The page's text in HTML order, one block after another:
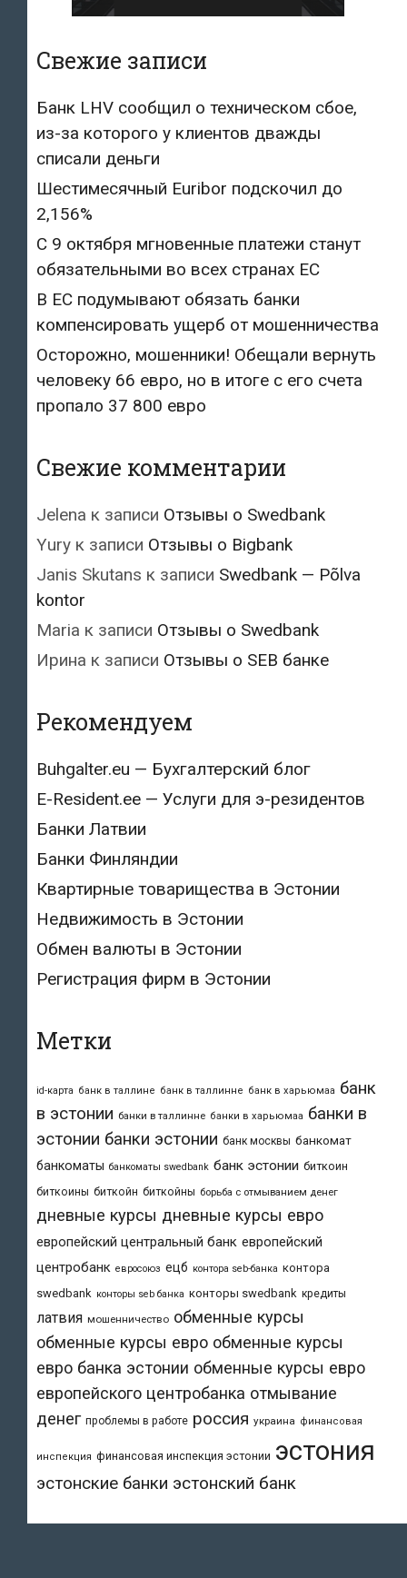
Свежие записи
Банк LHV сообщил о техническом сбое,
из-за которого у клиентов дважды
списали деньги
Шестимесячный Euribor подскочил до
2,156%
С 9 октября мгновенные платежи станут
обязательными во всех странах ЕС
В ЕС подумывают обязать банки
компенсировать ущерб от мошенничества
Осторожно, мошенники! Обещали вернуть
человеку 66 евро, но в итоге с его счета
пропало 37 800 евро
Свежие комментарии
Jelena к записи Отзывы о Swedbank
Yury к записи Отзывы о Bigbank
Janis Skutans к записи Swedbank — Põlva
kontor
Maria к записи Отзывы о Swedbank
Ирина к записи Отзывы о SEB банке
Рекомендуем
Buhgalter.eu — Бухгалтерский блог
E-Resident.ee — Услуги для э-резидентов
Банки Латвии
Банки Финляндии
Квартирные товарищества в Эстонии
Недвижимость в Эстонии
Обмен валюты в Эстонии
Регистрация фирм в Эстонии
Метки
id-карта банк в таллине банк в таллинне банк в харьюмаа банк
в эстонии банки в таллинне банки в харьюмаа банки в
эстонии банки эстонии банк москвы банкомат
банкоматы банкоматы swedbank банк эстонии биткоин
биткоины биткойн биткойны борьба с отмыванием денег
дневные курсы дневные курсы евро
европейский центральный банк европейский
центробанк евросоюз ецб контора seb-банка контора
swedbank конторы seb банка конторы swedbank кредиты
латвия мошенничество обменные курсы
обменные курсы евро обменные курсы
евро банка эстонии обменные курсы евро
европейского центробанка отмывание
денег проблемы в работе россия украина финансовая
инспекция финансовая инспекция эстонии эстония
эстонские банки эстонский банк